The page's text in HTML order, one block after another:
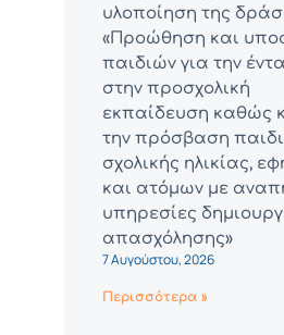
υλοποίηση της
«Προώθηση και
παιδιών για την
στην προσχολική
εκπαίδευση καθώς
την πρόσβαση
σχολικής ηλικίας,
και ατόμων με
υπηρεσίες
απασχόλησης»
7 Αυγούστου, 2026
Περισσότερα »